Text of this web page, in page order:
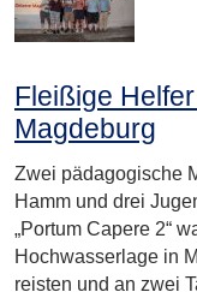
Fleißige
Magdeburg
Zwei pädagogische
Hamm und drei
„Portum Capere 2“
Hochwasserlage in
reisten und an zwei